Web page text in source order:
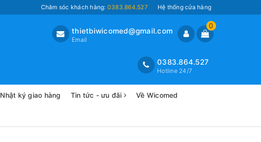
Chăm sóc khách hàng: 0383.864.527 Hệ thống cửa hàng
0
thietbiwicomed@gmail.com
Email
0383.864.527
Hotline 24/7
Nhật ký giao hàng Tin tức - ưu đãi Về Wicomed